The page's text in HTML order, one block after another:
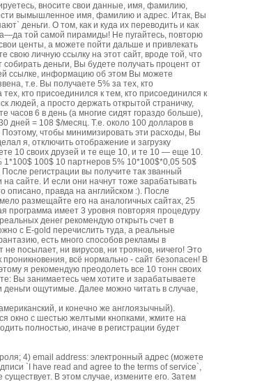
вносите свои данные, имя, фамилию,
вымышленное имя, фамилию и адрес. Итак, Вы
деньги. О том, как и куда их переводить и как
той самой пирамиды! Не пугайтесь, повторю
центы, а можете пойти дальше и привлекать
личную ссылку на этот сайт, вроде той, что
деньги, Вы будете получать процент от
ссылке, информацию об этом Вы можете
т.е. Вы получаете 5% за тех, кто
кто присоединился к тем, кто присоединился к
людей, а просто держать открытой страничку,
часов 6 в день (а многие сидят гораздо больше),
= 108 $/месяц. Т.е. около 100 долларов в
чтобы минимизировать эти расходы, Вы
я, отключить отображение и загрузку
10 своих друзей и те еще 10, и те 10 — еще 10.
1*100$ 100$ 10 партнеров 5% 10*100$*0,05 50$
регистрации вы получите так званный
сайте. И если они начнут тоже зарабатывать
описано, правда на английском :). После
размещайте его на аналогичных сайтах, 25
программа имеет 3 уровня повторяя процедуру
денег рекомендую открыть счет в
с Е-gold перечислить туда, а реальные
есть много способов рекламы в
не посылает, ни вирусов, ни троянов, ничего! Это
всё нормально - сайт безопасен! В
я рекомендую преодолеть все 10 тонн своих
Вы занимаетесь чем хотите и зарабатываете
ощутимые. Далее можно читать в случае,
и конечно же англоязычный).
окно с шестью желтыми кнопками, жмите на
полностью, иначе в регистрации будет
4) email address: электронный адрес (можете
`I have read and agree to the terms of service`,
В этом случае, измените его. Затем